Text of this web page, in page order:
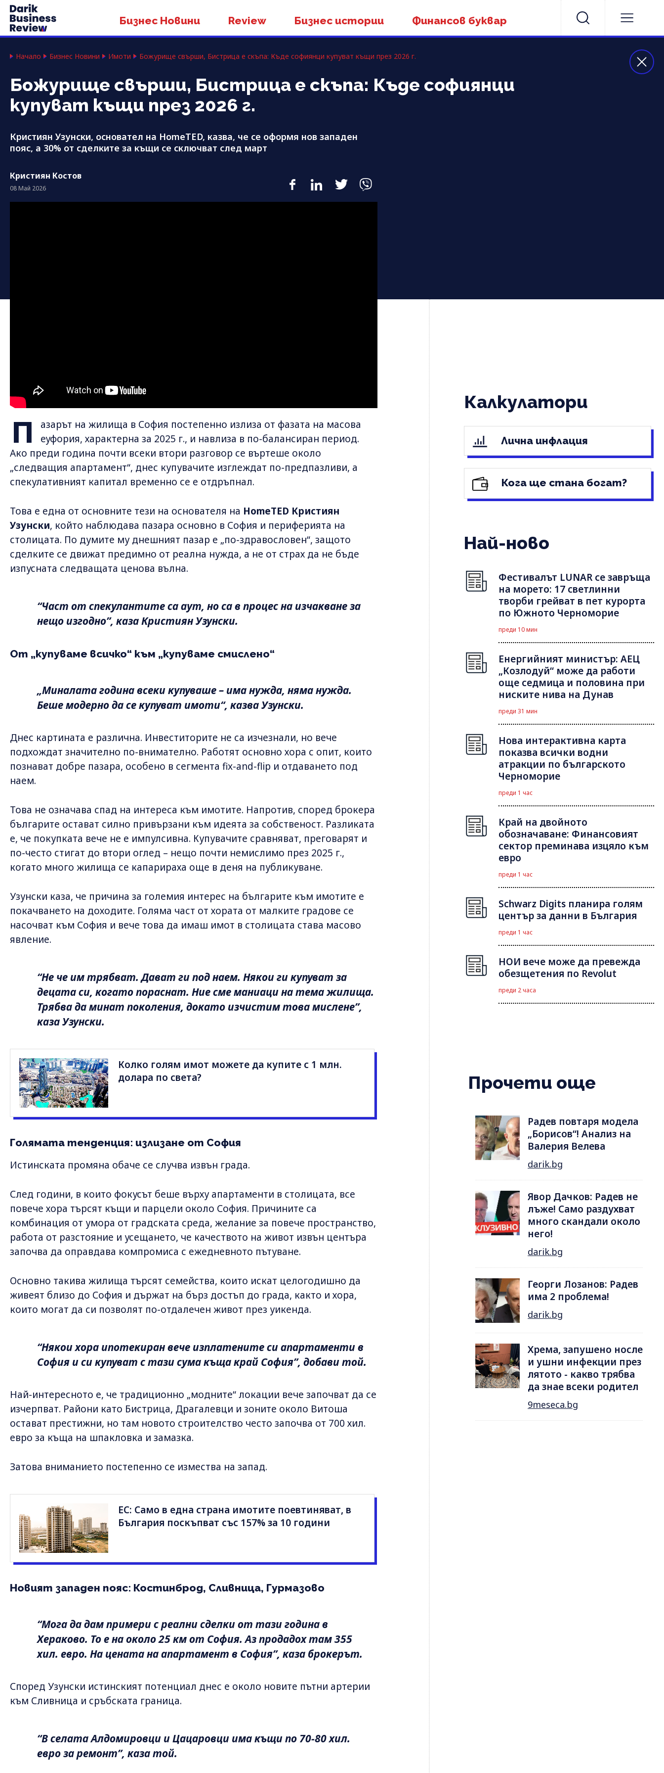
Бизнес Новини Review Бизнес истории Финансов буквар
Начало Бизнес Новини Имоти Божурище свърши, Бистрица е скъпа: Къде софиянци купуват къщи през 2026 г.
Божурище свърши, Бистрица е скъпа: Къде софиянци
купуват къщи през 2026 г.
Кристиян Узунски, основател на HomeTED, казва, че се оформя нов западен
пояс, а 30% от сделките за къщи се сключват след март
Кристиян Костов
08 Май 2026
П
азарът на жилища в София постепенно излиза от фазата на масова
еуфория, характерна за 2025 г., и навлиза в по-балансиран период.
Ако преди година почти всеки втори разговор се въртеше около
„следващия апартамент“, днес купувачите изглеждат по-предпазливи, а
спекулативният капитал временно се е отдръпнал.
Това е една от основните тези на основателя на HomeTED Кристиян
Узунски, който наблюдава пазара основно в София и периферията на
столицата. По думите му днешният пазар е „по-здравословен“, защото
сделките се движат предимно от реална нужда, а не от страх да не бъде
изпусната следващата ценова вълна.
“Част от спекулантите са аут, но са в процес на изчакване за
нещо изгодно”, каза Кристиян Узунски.
От „купуваме всичко“ към „купуваме смислено“
„Миналата година всеки купуваше – има нужда, няма нужда.
Беше модерно да се купуват имоти“, казва Узунски.
Днес картината е различна. Инвеститорите не са изчезнали, но вече
подхождат значително по-внимателно. Работят основно хора с опит, които
познават добре пазара, особено в сегмента fix-and-flip и отдаването под
наем.
Това не означава спад на интереса към имотите. Напротив, според брокера
българите остават силно привързани към идеята за собственост. Разликата
е, че покупката вече не е импулсивна. Купувачите сравняват, преговарят и
по-често стигат до втори оглед – нещо почти немислимо през 2025 г.,
когато много жилища се капарираха още в деня на публикуване.
Узунски каза, че причина за големия интерес на българите към имотите е
покачването на доходите. Голяма част от хората от малките градове се
насочват към София и вече това да имаш имот в столицата става масово
явление.
“Не че им трябват. Дават ги под наем. Някои ги купуват за
децата си, когато пораснат. Ние сме маниаци на тема жилища.
Трябва да минат поколения, докато изчистим това мислене”,
каза Узунски.
Колко голям имот можете да купите с 1 млн.
долара по света?
Голямата тенденция: излизане от София
Истинската промяна обаче се случва извън града.
След години, в които фокусът беше върху апартаменти в столицата, все
повече хора търсят къщи и парцели около София. Причините са
комбинация от умора от градската среда, желание за повече пространство,
работа от разстояние и усещането, че качеството на живот извън центъра
започва да оправдава компромиса с ежедневното пътуване.
Основно такива жилища търсят семейства, които искат целогодишно да
живеят близо до София и държат на бърз достъп до града, както и хора,
които могат да си позволят по-отдалечен живот през уикенда.
“Някои хора ипотекиран вече изплатените си апартаменти в
София и си купуват с тази сума къща край София”, добави той.
Най-интересното е, че традиционно „модните“ локации вече започват да се
изчерпват. Райони като Бистрица, Драгалевци и зоните около Витоша
остават престижни, но там новото строителство често започва от 700 хил.
евро за къща на шпакловка и замазка.
Затова вниманието постепенно се измества на запад.
ЕС: Само в една страна имотите поевтиняват, в
България поскъпват със 157% за 10 години
Новият западен пояс: Костинброд, Сливница, Гурмазово
“Мога да дам примери с реални сделки от тази година в
Хераково. То е на около 25 км от София. Аз продадох там 355
хил. евро. На цената на апартамент в София”, каза брокерът.
Според Узунски истинският потенциал днес е около новите пътни артерии
към Сливница и сръбската граница.
“В селата Алдомировци и Цацаровци има къщи по 70-80 хил.
евро за ремонт”, каза той.
Калкулатори
Лична инфлация
Кога ще стана богат?
Най-ново
Фестивалът LUNAR се завръща
на морето: 17 светлинни
творби грейват в пет курорта
по Южното Черноморие
преди 10 мин
Енергийният министър: АЕЦ
„Козлодуй“ може да работи
още седмица и половина при
ниските нива на Дунав
преди 31 мин
Нова интерактивна карта
показва всички водни
атракции по българското
Черноморие
преди 1 час
Край на двойното
обозначаване: Финансовият
сектор преминава изцяло към
евро
преди 1 час
Schwarz Digits планира голям
център за данни в България
преди 1 час
НОИ вече може да превежда
обезщетения по Revolut
преди 2 часа
Прочети още
Радев повтаря модела
„Борисов“! Анализ на
Валерия Велева
darik.bg
Явор Дачков: Радев не
лъже! Само раздухват
много скандали около
него!
darik.bg
Георги Лозанов: Радев
има 2 проблема!
darik.bg
Хрема, запушено носле
и ушни инфекции през
лятотo - какво трябва
да знае всеки родител
9meseca.bg